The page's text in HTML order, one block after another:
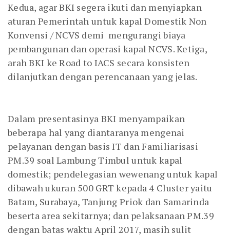
Kedua, agar BKI segera ikuti dan menyiapkan
aturan Pemerintah untuk kapal Domestik Non
Konvensi / NCVS demi mengurangi biaya
pembangunan dan operasi kapal NCVS. Ketiga,
arah BKI ke Road to IACS secara konsisten
dilanjutkan dengan perencanaan yang jelas.
Dalam presentasinya BKI menyampaikan
beberapa hal yang diantaranya mengenai
pelayanan dengan basis IT dan Familiarisasi
PM.39 soal Lambung Timbul untuk kapal
domestik; pendelegasian wewenang untuk kapal
dibawah ukuran 500 GRT kepada 4 Cluster yaitu
Batam, Surabaya, Tanjung Priok dan Samarinda
beserta area sekitarnya; dan pelaksanaan PM.39
dengan batas waktu April 2017, masih sulit